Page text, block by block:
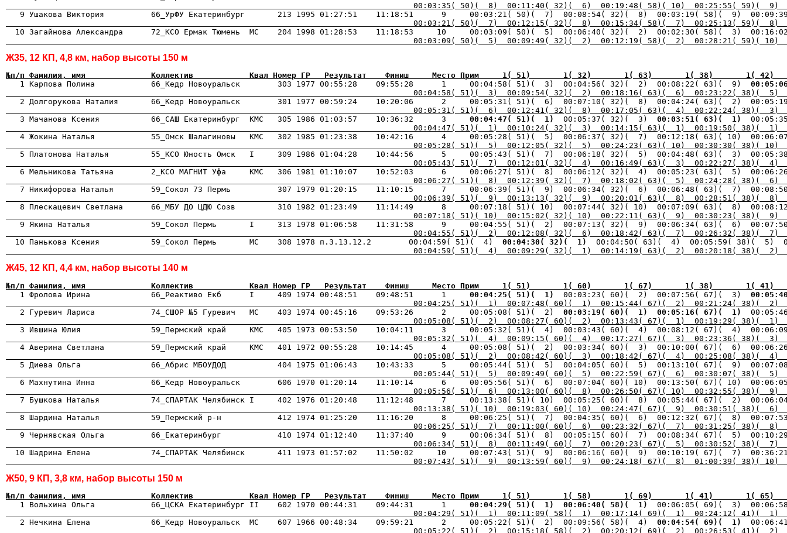
00:03:35( 50)(  8)  00:11:40( 32)(  6)  00:19:48( 58)( 10)  00:25:55( 59)(
9 Ушакова Виктория          66_УрФУ Екатеринбург       213 1995 01:27:51    11:18:51      9     00:03:21( 50)(  7)  00:08:54( 32)(  8)  00:03:19( 58)(  9)
00:03:21( 50)(  7)  00:12:15( 32)(  8)  00:15:34( 58)(  7)  00:25:13( 59)(
10 Загайнова Александра      72_КСО Ермак Тюмень  МС    204 1998 01:28:53    11:18:53     10     00:03:09( 50)(  5)  00:06:40( 32)(  2)  00:02:30( 58)(  3)
00:03:09( 50)(  5)  00:09:49( 32)(  2)  00:12:19( 58)(  2)  00:28:21( 59)(
Ж35, 12 КП, 4,8 км, набор высоты 150 м
№п/п Фамилия, имя              Коллектив            Квал Номер ГР   Результат    Финиш     Место Прим     1( 51)       1( 32)       1( 63)       1( 38)
1 Карпова Полина            66_Кедр Новоуральск        303 1977 00:55:28    09:55:28      1     00:04:58( 51)(  3)  00:04:56( 32)(  2)  00:08:22( 63)(  9)
00:04:58( 51)(  3)  00:09:54( 32)(  2)  00:18:16( 63)(  6)  00:23:22( 38)(
2 Долгорукова Наталия       66_Кедр Новоуральск        301 1977 00:59:24    10:20:06      2     00:05:31( 51)(  6)  00:07:10( 32)(  8)  00:04:24( 63)(  2)
00:05:31( 51)(  6)  00:12:41( 32)(  8)  00:17:05( 63)(  4)  00:22:24( 38)(
3 Мачанова Ксения           66_САШ Екатеринбург  КМС   305 1986 01:03:57    10:36:32      3
00:04:47( 51)(  1) 00:05:37( 32)(  3)
00:03:51( 63)(  1)
00:04:47( 51)(  1)  00:10:24( 32)(  3)  00:14:15( 63)(  1)  00:19:50( 38)(
00:05:28( 51)(  5)  00:12:05( 32)(  5)  00:24:23( 63)( 10)  00:30:30( 38)(
00:05:43( 51)(  7)  00:12:01( 32)(  4)  00:16:49( 63)(  3)  00:22:27( 38)(
00:06:27( 51)(  8)  00:12:39( 32)(  7)  00:18:02( 63)(  5)  00:24:28( 38)(
00:06:39( 51)(  9)  00:13:13( 32)(  9)  00:20:01( 63)(  8)  00:28:51( 38)(
00:07:18( 51)( 10)  00:15:02( 32)( 10)  00:22:11( 63)(  9)  00:30:23( 38)(
00:04:55( 51)(  2)  00:12:08( 32)(  6)  00:18:42( 63)(  7)  00:26:32( 38)(
10 Панькова Ксения           59_Сокол Пермь       МС    308 1978 п.3.13.12.2        00:04:59( 51)(  4)
00:04:30( 32)(  1)
00:04:50( 63)(  4)  00:05:59( 38)(  5)
00:04:59( 51)(  4)  00:09:29( 32)(  1)  00:14:19( 63)(  2)  00:20:18( 38)(
Ж45, 12 КП, 4,4 км, набор высоты 140 м
№п/п Фамилия, имя              Коллектив            Квал Номер ГР   Результат    Финиш     Место Прим     1( 51)       1( 60)       1( 67)       1( 38)
1 Фролова Ирина             66_Реактиво Екб      I     409 1974 00:48:51    09:48:51      1
00:04:25( 51)(  1) 00:03:23( 60)(  2)  00:07:56( 67)(  3)
00:04:25( 51)(  1)  00:07:48( 60)(  1)  00:15:44( 67)(  2)  00:21:24( 38)(
2 Гуревич Лариса            74_СШОР №5 Гуревич   МС    403 1974 00:45:16    09:53:26      2     00:05:08( 51)(  2)
00:03:19( 60)(  1) 00:05:16( 67)(  1)
00:05:08( 51)(  2)  00:08:27( 60)(  2)  00:13:43( 67)(  1)  00:19:29( 38)(
3 Ившина Юлия               59_Пермский край     КМС   405 1973 00:53:50    10:04:11      3     00:05:32( 51)(  4)  00:03:43( 60)(  4)  00:08:12( 67)(  4)
00:05:32( 51)(  4)  00:09:15( 60)(  4)  00:17:27( 67)(  3)  00:23:36( 38)(
00:05:08( 51)(  2)  00:08:42( 60)(  3)  00:18:42( 67)(  4)  00:25:08( 38)(
00:05:44( 51)(  5)  00:09:49( 60)(  5)  00:22:59( 67)(  6)  00:30:07( 38)(
00:05:56( 51)(  6)  00:13:00( 60)(  8)  00:26:50( 67)( 10)  00:32:55( 38)(
00:13:38( 51)( 10)  00:19:03( 60)( 10)  00:24:47( 67)(  9)  00:30:51( 38)(
00:06:25( 51)(  7)  00:11:00( 60)(  6)  00:23:32( 67)(  7)  00:31:25( 38)(
00:06:34( 51)(  8)  00:11:49( 60)(  7)  00:20:23( 67)(  5)  00:30:52( 38)(
00:07:43( 51)(  9)  00:13:59( 60)(  9)  00:24:18( 67)(  8)  01:00:39( 38)(
Ж50, 9 КП, 3,8 км, набор высоты 150 м
№п/п Фамилия, имя              Коллектив            Квал Номер ГР   Результат    Финиш     Место Прим     1( 51)       1( 58)       1( 69)       1( 41)
1 Вольхина Ольга            66_ЦСКА Екатеринбург II    602 1970 00:44:31    09:44:31      1
00:04:29( 51)(  1) 00:06:40( 58)(  1)
00:06:05( 69)(  3)
00:04:29( 51)(  1)  00:11:09( 58)(  1)  00:17:14( 69)(  1)  00:24:12( 41)(
2 Нечкина Елена             66_Кедр Новоуральск  МС    607 1966 00:48:34    09:59:21      2     00:05:22( 51)(  2)  00:09:56( 58)(  4)
00:04:54( 69)(  1)
00:05:22( 51)(  2)  00:15:18( 58)(  2)  00:20:12( 69)(  2)  00:26:53( 41)(